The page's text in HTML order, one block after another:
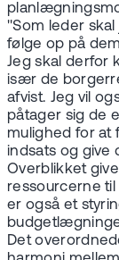
"Som leder
følge op på
Jeg skal derfor
især de
afvist. Jeg vil
påtager sig de
mulighed for at
indsats og give
Overblikket
ressourcerne
er også et
Det